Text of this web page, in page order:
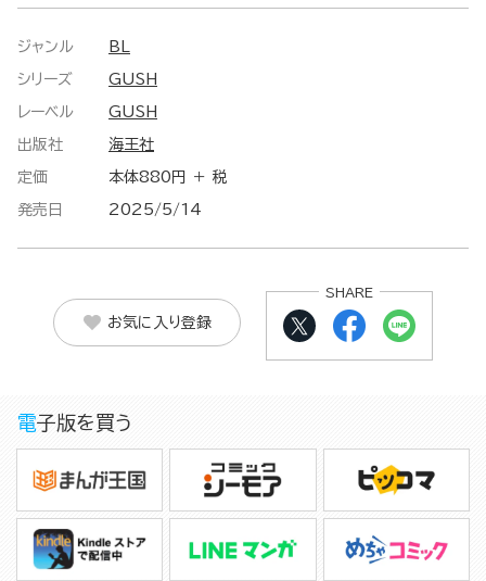
ジャンル BL
シリーズ GUSH
レーベル GUSH
出版社 海王社
定価 本体880円 ＋ 税
発売日 2025/5/14
お気に入り登録
SHARE
電子版を買う